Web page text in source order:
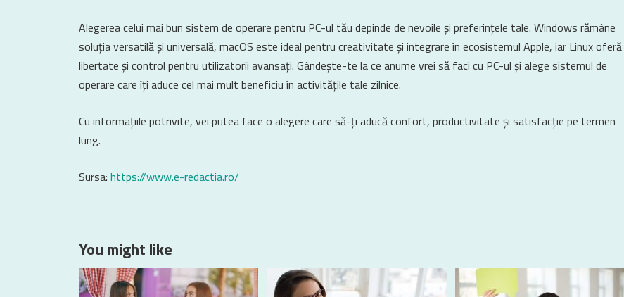
Alegerea celui mai bun sistem de operare pentru PC-ul tău depinde de nevoile și preferințele tale. Windows rămâne
soluția versatilă și universală, macOS este ideal pentru creativitate și integrare în ecosistemul Apple, iar Linux oferă
libertate și control pentru utilizatorii avansați. Gândește-te la ce anume vrei să faci cu PC-ul și alege sistemul de
operare care îți aduce cel mai mult beneficiu în activitățile tale zilnice.
Cu informațiile potrivite, vei putea face o alegere care să-ți aducă confort, productivitate și satisfacție pe termen
lung.
Sursa: https://www.e-redactia.ro/
You might like